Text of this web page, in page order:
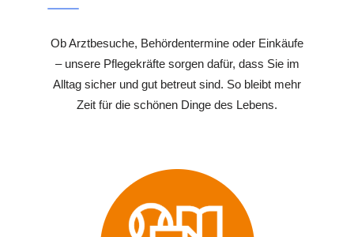
Ob Arztbesuche, Behördentermine oder Einkäufe
– unsere Pflegekräfte sorgen dafür, dass Sie im
Alltag sicher und gut betreut sind. So bleibt mehr
Zeit für die schönen Dinge des Lebens.